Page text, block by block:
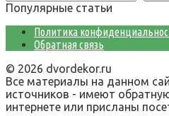
Популярные статьи
Политика
Обратная связь
© 2026 dvordekor.ru
Все материалы на данном
источников - имеют
интернете или присланы